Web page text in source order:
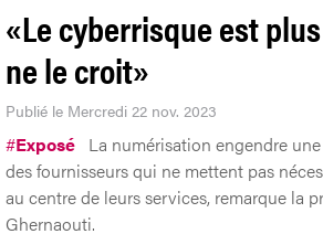
«Le cyberrisque est
ne le croit»
Publié le Mercredi 22 nov. 2023
#Exposé La numérisation engendre
des fournisseurs qui ne mettent pas
au centre de leurs services, remarque la
Ghernaouti.